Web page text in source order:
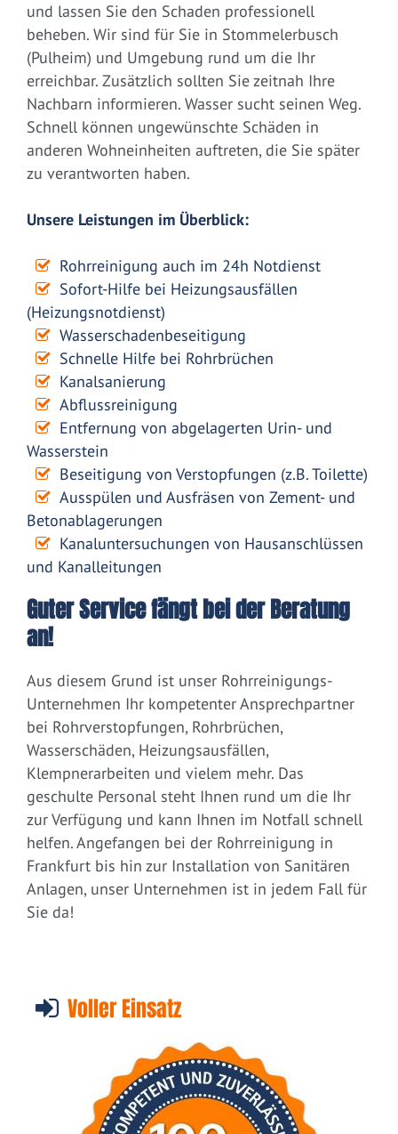
und lassen Sie den Schaden professionell
beheben. Wir sind für Sie in Stommelerbusch
(Pulheim) und Umgebung rund um die Ihr
erreichbar. Zusätzlich sollten Sie zeitnah Ihre
Nachbarn informieren. Wasser sucht seinen Weg.
Schnell können ungewünschte Schäden in
anderen Wohneinheiten auftreten, die Sie später
zu verantworten haben.
Unsere Leistungen im Überblick:
Rohrreinigung auch im 24h Notdienst
Sofort-Hilfe bei Heizungsausfällen
(Heizungsnotdienst)
Wasserschadenbeseitigung
Schnelle Hilfe bei Rohrbrüchen
Kanalsanierung
Abflussreinigung
Entfernung von abgelagerten Urin- und
Wasserstein
Beseitigung von Verstopfungen (z.B. Toilette)
Ausspülen und Ausfräsen von Zement- und
Betonablagerungen
Kanaluntersuchungen von Hausanschlüssen
und Kanalleitungen
Guter Service fängt bei der Beratung
an!
Aus diesem Grund ist unser Rohrreinigungs-
Unternehmen Ihr kompetenter Ansprechpartner
bei Rohrverstopfungen, Rohrbrüchen,
Wasserschäden, Heizungsausfällen,
Klempnerarbeiten und vielem mehr. Das
geschulte Personal steht Ihnen rund um die Ihr
zur Verfügung und kann Ihnen im Notfall schnell
helfen. Angefangen bei der Rohrreinigung in
Frankfurt bis hin zur Installation von Sanitären
Anlagen, unser Unternehmen ist in jedem Fall für
Sie da!
Voller Einsatz